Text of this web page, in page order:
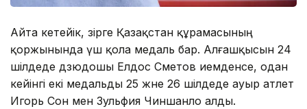
Айта кетейік, әзірге Қазақстан құрамасының
қоржынында үш қола медаль бар. Алғашқысын 24
шілдеде дзюдошы Елдос Сметов иемденсе, одан
кейінгі екі медальды 25 және 26 шілдеде ауыр атлет
Игорь Сон мен Зульфия Чиншанло алды.